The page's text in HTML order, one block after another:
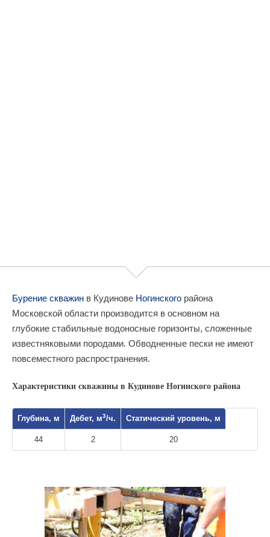
Бурение скважин в Кудинове Ногинского района
Московской области производится в основном на
глубокие стабильные водоносные горизонты, сложенные
известняковыми породами. Обводненные пески не имеют
повсеместного распространения.
Характеристики скважины в Кудинове Ногинского района
Глубина, м Дебет, м3/ч. Статический уровень, м
44 2 20